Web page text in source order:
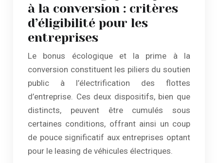
à la conversion : critères
d’éligibilité pour les
entreprises
Le bonus écologique et la prime à la
conversion constituent les piliers du soutien
public à l’électrification des flottes
d’entreprise. Ces deux dispositifs, bien que
distincts, peuvent être cumulés sous
certaines conditions, offrant ainsi un coup
de pouce significatif aux entreprises optant
pour le leasing de véhicules électriques.